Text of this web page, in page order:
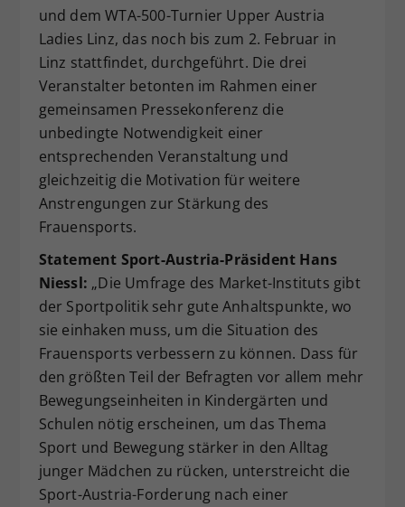
und dem WTA-500-Turnier Upper Austria
Ladies Linz, das noch bis zum 2. Februar in
Linz stattfindet, durchgeführt. Die drei
Veranstalter betonten im Rahmen einer
gemeinsamen Pressekonferenz die
unbedingte Notwendigkeit einer
entsprechenden Veranstaltung und
gleichzeitig die Motivation für weitere
Anstrengungen zur Stärkung des
Frauensports.
Statement Sport-Austria-Präsident Hans
Niessl: „Die Umfrage des Market-Instituts gibt
der Sportpolitik sehr gute Anhaltspunkte, wo
sie einhaken muss, um die Situation des
Frauensports verbessern zu können. Dass für
den größten Teil der Befragten vor allem mehr
Bewegungseinheiten in Kindergärten und
Schulen nötig erscheinen, um das Thema
Sport und Bewegung stärker in den Alltag
junger Mädchen zu rücken, unterstreicht die
Sport-Austria-Forderung nach einer